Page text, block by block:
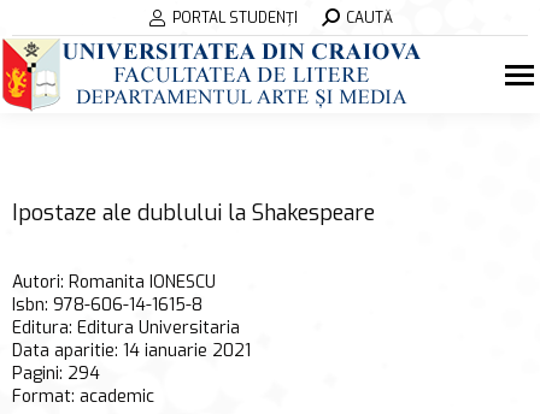
PORTAL STUDENȚI Search:CAUTĂ
Ipostaze ale dublului la Shakespeare
Autori: Romanita IONESCU
Isbn: 978-606-14-1615-8
Editura: Editura Universitaria
Data aparitie: 14 ianuarie 2021
Pagini: 294
Format: academic